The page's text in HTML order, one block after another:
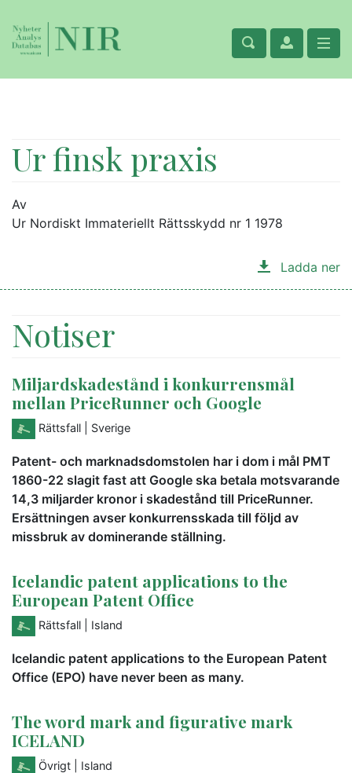
Ur finsk praxis
Av
Ur Nordiskt Immateriellt Rättsskydd nr 1 1978
Ladda ner
Notiser
Miljardskadestånd i konkurrensmål
mellan PriceRunner och Google
Rättsfall | Sverige
Patent- och marknadsdomstolen har i dom i mål PMT
1860-22 slagit fast att Google ska betala motsvarande
14,3 miljarder kronor i skadestånd till PriceRunner.
Ersättningen avser konkurrensskada till följd av
missbruk av dominerande ställning.
Icelandic patent applications to the
European Patent Office
Rättsfall | Island
Icelandic patent applications to the European Patent
Office (EPO) have never been as many.
The word mark and figurative mark
ICELAND
Övrigt | Island